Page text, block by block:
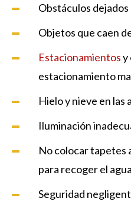
Obstáculos dejados
Objetos que caen
Estacionamientosy
estacionamiento
Hielo y nieve en las
Iluminación
No colocar tapetes
para recoger el
Seguridad